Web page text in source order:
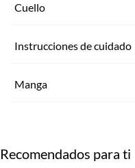
Cuello
Instrucciones de cuidado
Manga
Recomendados para ti